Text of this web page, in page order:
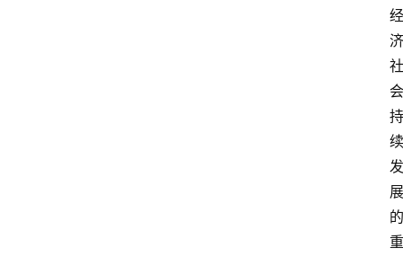
经
济
社
会
持
续
发
展
的
重